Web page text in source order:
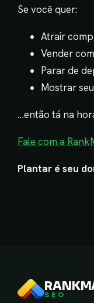
Se você quer:
Atrair
Vender
Parar de
Mostrar
…então tá na
Fale com a
Plantar é seu
SEO